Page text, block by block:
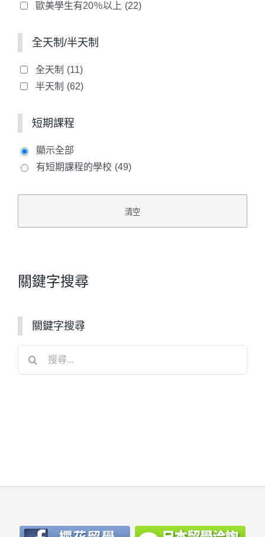
歐美學生有20％以上 (22)
全天制/半天制
全天制 (11)
半天制 (62)
短期課程
顯示全部
有短期課程的學校 (49)
關鍵字搜尋
關鍵字搜尋